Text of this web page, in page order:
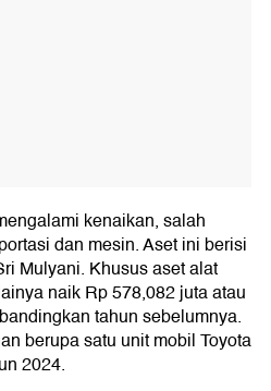
kenaikan, salah
dan mesin. Aset ini berisi
Mulyani. Khusus aset alat
naik Rp 578,082 juta atau
tahun sebelumnya.
berupa satu unit mobil Toyota
2024.